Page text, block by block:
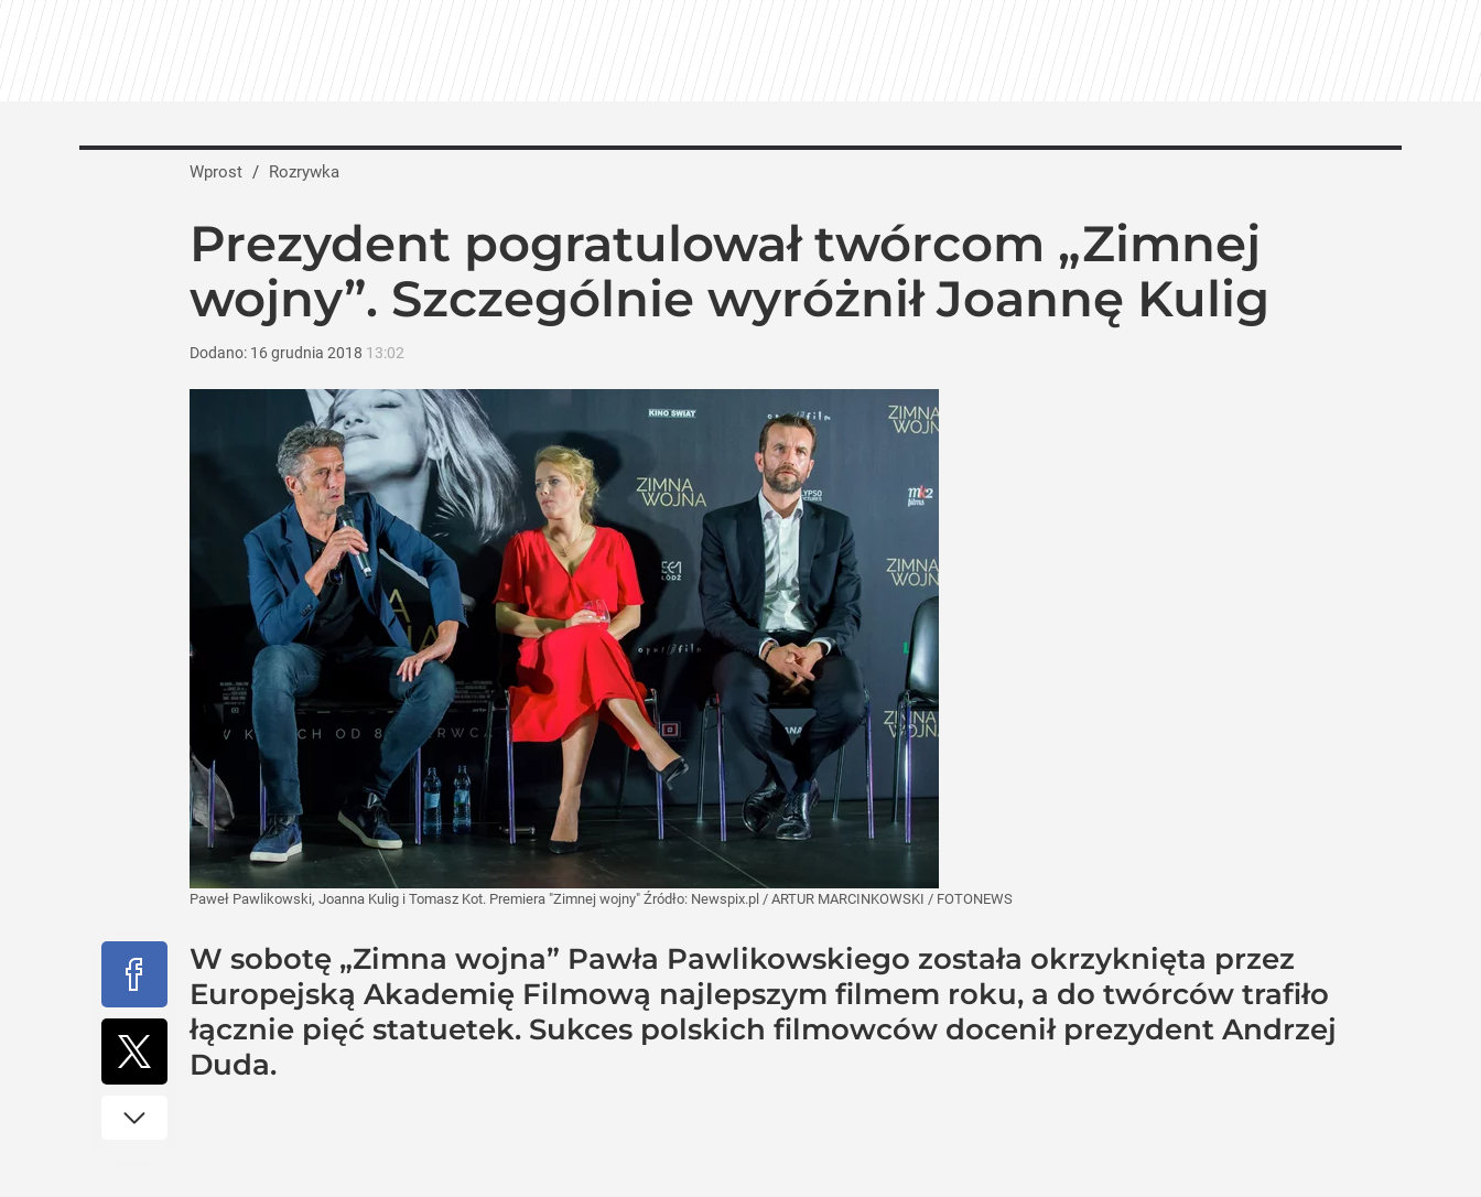
Wprost / Rozrywka
Prezydent pogratulował twórcom „Zimnej
wojny”. Szczególnie wyróżnił Joannę Kulig
Dodano: 16grudnia 2018 13:02
Paweł Pawlikowski, Joanna Kulig i Tomasz Kot. Premiera "Zimnej wojny" Źródło: Newspix.pl / ARTUR MARCINKOWSKI / FOTONEWS
W sobotę „Zimna wojna” Pawła Pawlikowskiego została okrzyknięta przez
Europejską Akademię Filmową najlepszym filmem roku, a do twórców trafiło
łącznie pięć statuetek. Sukces polskich filmowców docenił prezydent Andrzej
Duda.